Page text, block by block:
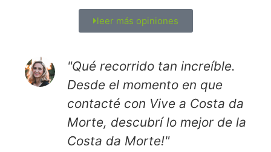
leer más opiniones
"Qué recorrido tan increíble.
Desde el momento en que
contacté con Vive a Costa da
Morte, descubrí lo mejor de la
Costa da Morte!"